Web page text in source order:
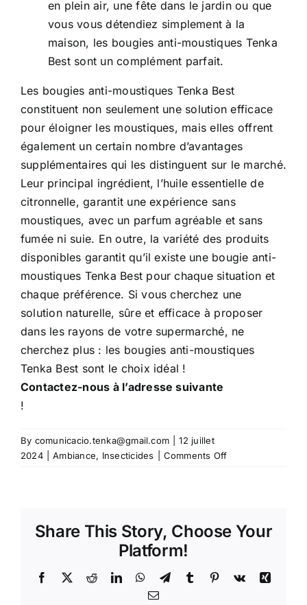
en plein air, une fête dans le jardin ou que
vous vous détendiez simplement à la
maison, les bougies anti-moustiques Tenka
Best sont un complément parfait.
Les bougies anti-moustiques Tenka Best
constituent non seulement une solution efficace
pour éloigner les moustiques, mais elles offrent
également un certain nombre d’avantages
supplémentaires qui les distinguent sur le marché.
Leur principal ingrédient, l’huile essentielle de
citronnelle, garantit une expérience sans
moustiques, avec un parfum agréable et sans
fumée ni suie. En outre, la variété des produits
disponibles garantit qu’il existe une bougie anti-
moustiques Tenka Best pour chaque situation et
chaque préférence. Si vous cherchez une
solution naturelle, sûre et efficace à proposer
dans les rayons de votre supermarché, ne
cherchez plus : les bougies anti-moustiques
Tenka Best sont le choix idéal !
Contactez-nous à l’adresse suivante
!
By comunicacio.tenka@gmail.com
12 juillet
2024
Ambiance, Insecticides Comments Offon
Best
Share This Story, Choose Your
Platform!
Facebook
X RedditLinkedInWhatsApp
TelegramTumblr Pinterest
Vk
Xing
Email